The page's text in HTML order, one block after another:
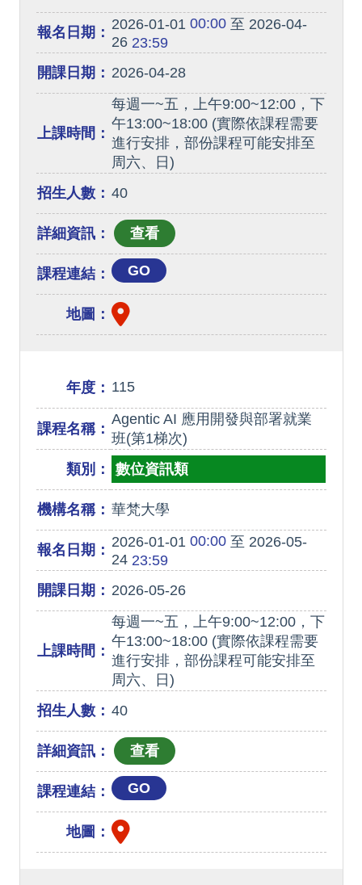
報名日期： 2026-01-01 00:00至 2026-04-
2623:59
開課日期： 2026-04-28
上課時間：
每週一~五，上午9:00~12:00，下
午13:00~18:00 (實際依課程需要
進行安排，部份課程可能安排至
周六、日)
招生人數： 40
詳細資訊：
課程連結： GO
地圖：
年度： 115
課程名稱：
Agentic AI 應用開發與部署就業
班(第1梯次)
類別：
數位資訊類
機構名稱： 華梵大學
報名日期： 2026-01-01 00:00至 2026-05-
2423:59
開課日期： 2026-05-26
上課時間：
每週一~五，上午9:00~12:00，下
午13:00~18:00 (實際依課程需要
進行安排，部份課程可能安排至
周六、日)
招生人數： 40
詳細資訊：
課程連結： GO
地圖：